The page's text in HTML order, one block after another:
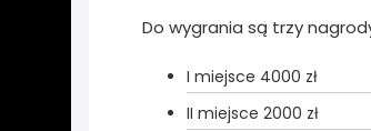
Do wygrania są trzy
I miejsce 4000 zł
II miejsce 2000 zł